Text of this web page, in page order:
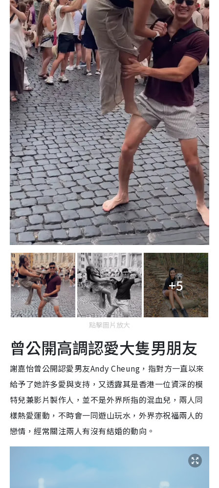
+5
點擊圖片放大
曾公開高調認愛大隻男朋友
謝嘉怡曾公開認愛男友Andy Cheung，指對方一直以來
給予了她許多愛與支持，又透露其是香港一位資深的模
特兒兼影片製作人，並不是外界所指的混血兒，兩人同
樣熱愛運動，不時會一同遊山玩水，外界亦祝福兩人的
戀情，經常關注兩人有沒有結婚的動向。